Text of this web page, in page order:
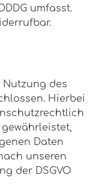
umfasst.
Nutzung des
Hierbei
Daten
unseren
der DSGVO